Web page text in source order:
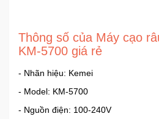
Thông số của Máy cạo
KM-5700 giá rẻ
- Nhãn hiệu: Kemei
- Model: KM-5700
- Nguồn điện: 100-240V